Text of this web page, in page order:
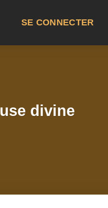
SE CONNECTER
divine